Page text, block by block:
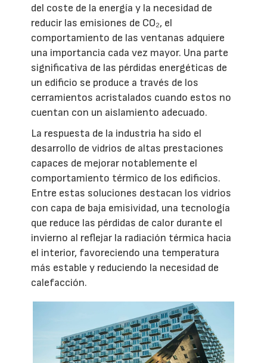
del coste de la energía y la necesidad de
reducir las emisiones de CO₂, el
comportamiento de las ventanas adquiere
una importancia cada vez mayor. Una parte
significativa de las pérdidas energéticas de
un edificio se produce a través de los
cerramientos acristalados cuando estos no
cuentan con un aislamiento adecuado.
La respuesta de la industria ha sido el
desarrollo de vidrios de altas prestaciones
capaces de mejorar notablemente el
comportamiento térmico de los edificios.
Entre estas soluciones destacan los vidrios
con capa de baja emisividad, una tecnología
que reduce las pérdidas de calor durante el
invierno al reflejar la radiación térmica hacia
el interior, favoreciendo una temperatura
más estable y reduciendo la necesidad de
calefacción.